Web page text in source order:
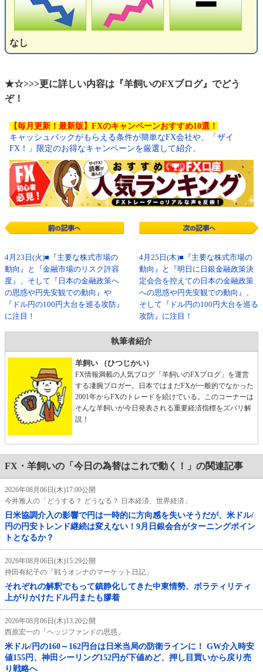
なし
★☆>>>更に詳しい内容は『羊飼いのFXブログ』でどう
ぞ！
【毎月更新！最新版】FXのキャンペーンおすすめ10選！
キャッシュバックがもらえる条件が簡単なFX会社や、「ザイ
FX！」限定のお得なキャンペーンを厳選して紹介。
4月23日(火)■『主要な株式市場の
動向』と『金融市場のリスク許容
度』、そして『日本の金融政策へ
の思惑や円先安観での動向』や
『ドル円の100円大台を巡る攻防』
に注目！
4月25日(木)■『主要な株式市場の
動向』と『明日に日銀金融政策決
定会合を控えての日本の金融政策
への思惑や円先安観での動向』、
そして『ドル円の100円大台を巡る
攻防』に注目！
執筆者紹介
羊飼い （ひつじかい）
FX情報満載の人気ブログ「羊飼いのFXブログ」を運営
する凄腕ブロガー。日本ではまだFXが一般的でなかった
2001年からFXのトレードを続けている。このコーナーは
そんな羊飼いが今日発表される重要経済指標をズバリ解
説！
FX・羊飼いの「今日の為替はこれで動く！」の関連記事
2026年08月06日(木)17:00公開
今井雅人の「どうする？ どうなる？ 日本経済、世界経済」
日米協調介入の影響で円は一時的に方向感を失いそうだが、米ドル/
円の円安トレンド継続は変えない！9月日銀会合がターニングポイン
トとなるか？
2026年08月06日(木)15:29公開
持田有紀子の「戦うオンナのマーケット日記」
それぞれの解釈でもって鎮静化してきた中東情勢、ボラティリティ
上がりかけたドル円またも膠着
2026年08月06日(木)13:20公開
西原宏一の「ヘッジファンドの思惑」
米ドル/円の160～162円台は日米当局の防衛ラインに！ GW介入時安
値155円、神田シーリング152円が下値めど、押し目買いから戻り売
り戦略へ